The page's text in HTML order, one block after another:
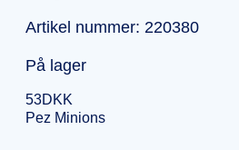
Artikel nummer: 220380
På lager
53DKK
Pez Minions